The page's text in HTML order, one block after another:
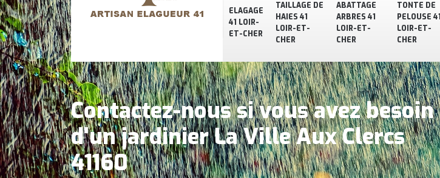
ELAGAGE
41 LOIR-
ET-CHER
TAILLAGE DE
HAIES 41
LOIR-ET-
CHER
ABATTAGE
ARBRES 41
LOIR-ET-
CHER
TONTE DE
PELOUSE 41
LOIR-ET-
CHER
Contactez-nous si vous avez besoin
d'un jardinier La Ville Aux Clercs
41160